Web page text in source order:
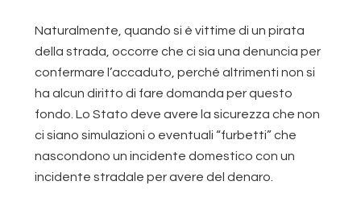
Naturalmente, quando si è vittime di un pirata
della strada, occorre che ci sia una denuncia per
confermare l’accaduto, perché altrimenti non si
ha alcun diritto di fare domanda per questo
fondo. Lo Stato deve avere la sicurezza che non
ci siano simulazioni o eventuali “furbetti” che
nascondono un incidente domestico con un
incidente stradale per avere del denaro.